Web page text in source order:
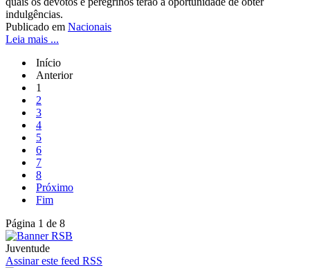
indulgências.
Publicado em Nacionais
Leia mais ...
Início
Anterior
1
2
3
4
5
6
7
8
Próximo
Fim
Página 1 de 8
Juventude
Assinar este feed RSS